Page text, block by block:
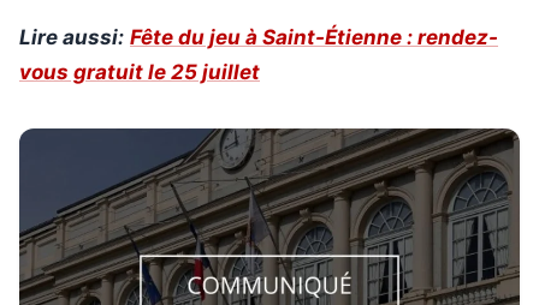
Lire aussi: Fête du jeu à Saint-Étienne : rendez-
vous gratuit le 25 juillet